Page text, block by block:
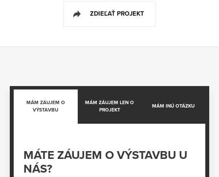
ZDIEĽAŤ PROJEKT
MÁM ZÁUJEM O
VÝSTAVBU
MÁM ZÁUJEM LEN O
PROJEKT
MÁM INÚ OTÁZKU
MÁTE ZÁUJEM O VÝSTAVBU U
NÁS?